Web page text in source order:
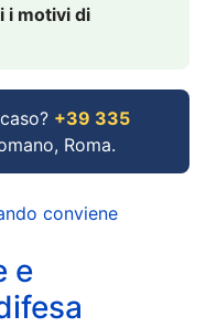
i motivi di
+39 335
Roma.
conviene
e